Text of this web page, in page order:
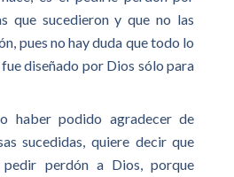
que sucedieron y que no las
pues no hay duda que todo lo
diseñado por Dios sólo para
haber podido agradecer de
sucedidas, quiere decir que
pedir perdón a Dios, porque